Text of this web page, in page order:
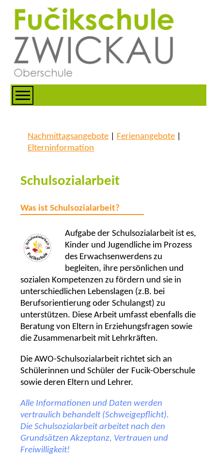
Nachmittagsangebote Ferienangebote
Elterninformation
Schulsozialarbeit
Was ist Schulsozialarbeit?
Aufgabe der Schulsozialarbeit ist es,
Kinder und Jugendliche im Prozess
des Erwachsenwerdens zu
begleiten, ihre persönlichen und
sozialen Kompetenzen zu fördern und sie in
unterschiedlichen Lebenslagen (z.B. bei
Berufsorientierung oder Schulangst) zu
unterstützen. Diese Arbeit umfasst ebenfalls die
Beratung von Eltern in Erziehungsfragen sowie
die Zusammenarbeit mit Lehrkräften.
Die AWO-Schulsozialarbeit richtet sich an
Schülerinnen und Schüler der Fucik-Oberschule
sowie deren Eltern und Lehrer.
Alle Informationen und Daten werden
vertraulich behandelt (Schweigepflicht).
Die Schulsozialarbeit arbeitet nach den
Grundsätzen Akzeptanz, Vertrauen und
Freiwilligkeit!